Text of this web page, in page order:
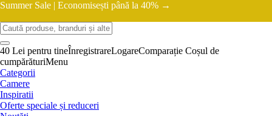
Summer Sale | Economisești până la 40% →
40 Lei pentru tineÎnregistrareLogareComparație Coșul de
cumpărăturiMenu
Categorii
Camere
Inspiratii
Oferte speciale și reduceri